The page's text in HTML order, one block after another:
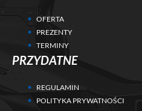
OFERTA
PREZENTY
TERMINY
PRZYDATNE
REGULAMIN
POLITYKA PRYWATNOŚCI